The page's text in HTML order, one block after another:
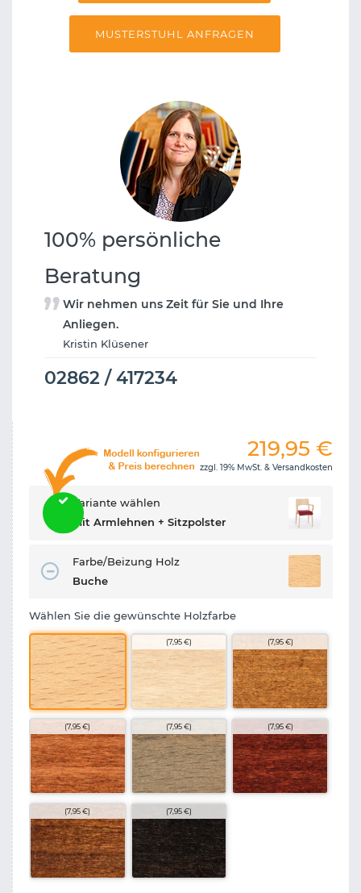
MUSTERSTUHL ANFRAGEN
100% persönliche
Beratung
Wir nehmen uns Zeit für Sie und Ihre
Anliegen.
Kristin Klüsener
02862 / 417234
219,95 €
zzgl. 19% MwSt. & Versandkosten
Variante wählen
Mit Armlehnen + Sitzpolster
Farbe/Beizung Holz
Buche
Wählen Sie die gewünschte Holzfarbe
(7,95 €) (7,95 €)
(7,95 €) (7,95 €) (7,95 €)
(7,95 €) (7,95 €)